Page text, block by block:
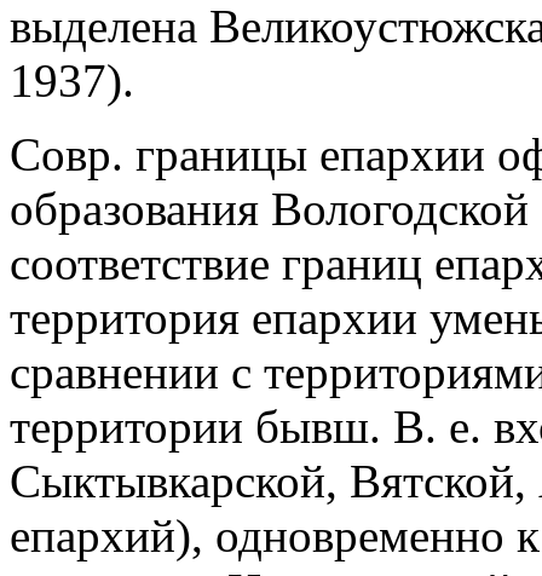
выделена
1937).
Совр. границы епархии
образования
соответствие границ
территория епархии
сравнении с
территории бывш. В. е.
Сыктывкарской,
епархий), одновременно